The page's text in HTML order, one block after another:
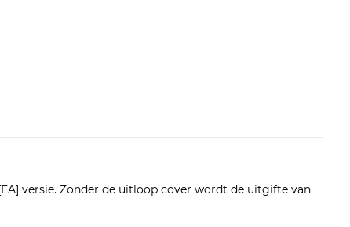
versie. Zonder de uitloop cover wordt de uitgifte van